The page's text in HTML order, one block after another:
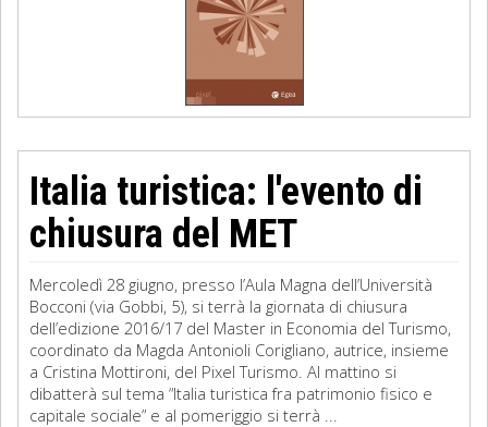
Italia turistica: l'evento di
chiusura del MET
Mercoledì 28 giugno, presso l’Aula Magna dell’Università
Bocconi (via Gobbi, 5), si terrà la giornata di chiusura
dell’edizione 2016/17 del Master in Economia del Turismo,
coordinato da Magda Antonioli Corigliano, autrice, insieme
a Cristina Mottironi, del Pixel Turismo. Al mattino si
dibatterà sul tema “Italia turistica fra patrimonio fisico e
capitale sociale” e al pomeriggio si terrà ...